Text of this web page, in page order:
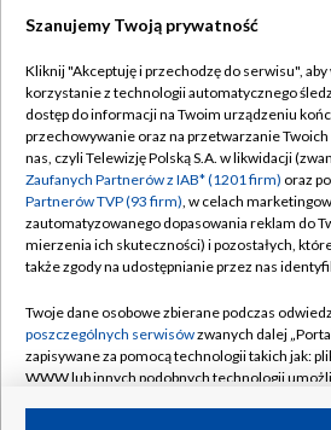
TVP
Abonament TVP
Emisja w TVP
Centrum informacji TVP
Naziemna Telewizja Cyfrowa
Rada Programowa
System NOS
Informacje o nadawcy
Regulamin
Polityka
Moje zgody
Pomoc
Kontakt
Kanały
Szanujemy Twoją prywatność
Kliknij "Akceptuję i przechodzę do serwisu", aby
korzystanie z technologii automatycznego
dostęp do informacji na Twoim urządzeniu
przechowywanie oraz na przetwarzanie
nas, czyli Telewizję Polską S.A. w likwidacji
Zaufanych Partnerów z IAB* (1201 firm) oraz
Partnerów TVP (93 firm), w celach
zautomatyzowanego dopasowania reklam do
mierzenia ich skuteczności) i pozostałych,
także zgody na udostępnianie przez nas
Twoje dane osobowe zbierane podczas
poszczególnych serwisówzwanych dalej
zapisywane za pomocą technologii takich jak:
WWW lub innych podobnych technologii